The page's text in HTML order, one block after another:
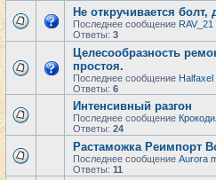
Не откручивается
Последнее сообщение RAV_21
Ответы: 3
Целесообразность
простоя.
Последнее сообщение Halfaxel
Ответы: 6
Интенсивный разгон
Последнее сообщение
Ответы: 24
Растаможка Реимпорт
Последнее сообщение Aurora
Ответы: 11